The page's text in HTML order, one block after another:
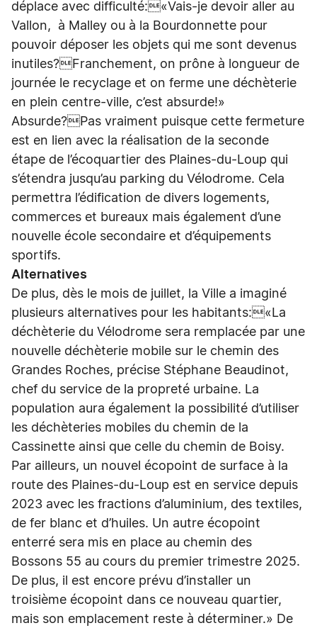
déplace avec difficulté:«Vais-je devoir aller au
Vallon, à Malley ou à la Bourdonnette pour
pouvoir déposer les objets qui me sont devenus
inutiles?Franchement, on prône à longueur de
journée le recyclage et on ferme une déchèterie
en plein centre-ville, c’est absurde!»
Absurde?Pas vraiment puisque cette fermeture
est en lien avec la réalisation de la seconde
étape de l’écoquartier des Plaines-du-Loup qui
s’étendra jusqu’au parking du Vélodrome. Cela
permettra l’édification de divers logements,
commerces et bureaux mais également d’une
nouvelle école secondaire et d’équipements
sportifs.
Alternatives
De plus, dès le mois de juillet, la Ville a imaginé
plusieurs alternatives pour les habitants:«La
déchèterie du Vélodrome sera remplacée par une
nouvelle déchèterie mobile sur le chemin des
Grandes Roches, précise Stéphane Beaudinot,
chef du service de la propreté urbaine. La
population aura également la possibilité d’utiliser
les déchèteries mobiles du chemin de la
Cassinette ainsi que celle du chemin de Boisy.
Par ailleurs, un nouvel écopoint de surface à la
route des Plaines-du-Loup est en service depuis
2023 avec les fractions d’aluminium, des textiles,
de fer blanc et d’huiles. Un autre écopoint
enterré sera mis en place au chemin des
Bossons 55 au cours du premier trimestre 2025.
De plus, il est encore prévu d’installer un
troisième écopoint dans ce nouveau quartier,
mais son emplacement reste à déterminer.» De